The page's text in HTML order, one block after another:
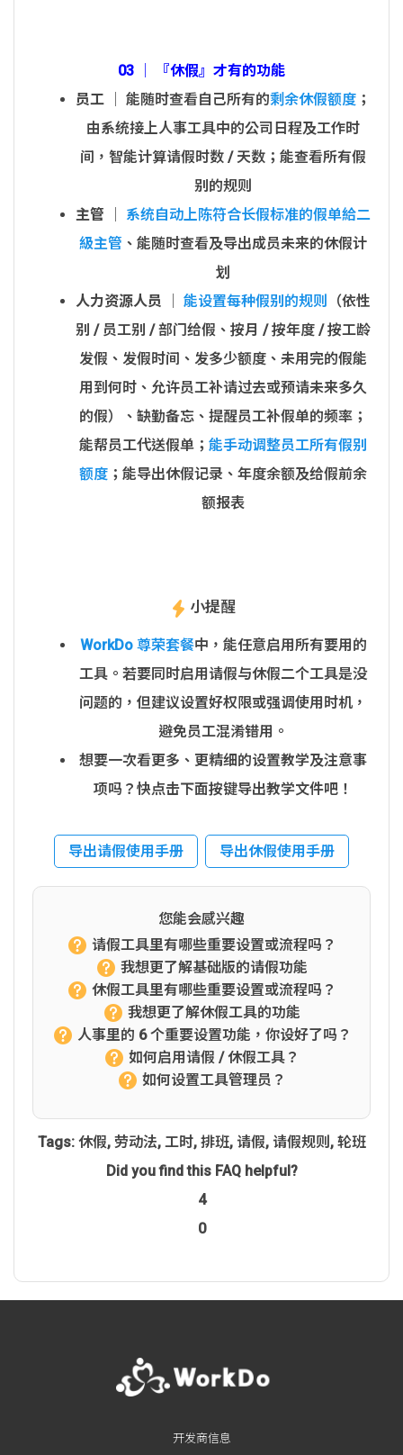
03 │ 『休假』才有的功能
员工 │ 能随时查看自己所有的剩余休假额度 ；
由系统接上人事工具中的公司日程及工作时
间，智能计算请假时数 / 天数；能查看所有假
别的规则
主管
系统自动上陈符合长假标准的假单給二
級主管 、能随时查看及导出成员未来的休假计
划
人力资源人员
能设置每种假别的规则
（依性
别 / 员工别 / 部门给假、按月 / 按年度 / 按工龄
发假、发假时间、发多少额度、未用完的假能
用到何时、允许员工补请过去或预请未来多久
的假）、缺勤备忘、提醒员工补假单的频率；
能帮员工代送假单； 能手动调整员工所有假别
额度 ；能导出休假记录、年度余额及给假前余
额报表
小提醒
WorkDo 尊荣套餐中，能任意启用所有要用的
工具。若要同时启用请假与休假二个工具是没
问题的，但建议设置好权限或强调使用时机，
避免员工混淆错用。
想要一次看更多、更精细的设置教学及注意事
项吗？快点击下面按键导出教学文件吧！
导出请假使用手册 导出休假使用手册
您能会感兴趣
请假工具里有哪些重要设置或流程吗？
我想更了解基础版的请假功能
休假工具里有哪些重要设置或流程吗？
我想更了解休假工具的功能
人事里的 6 个重要设置功能，你设好了吗？
如何启用请假 / 休假工具？
如何设置工具管理员？
Tags: 休假, 劳动法, 工时, 排班, 请假, 请假规则 , 轮班
Did you find this FAQ helpful?
4
0
开发商信息